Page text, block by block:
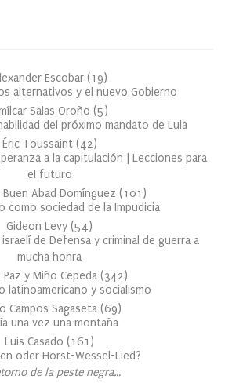
Escobar (19)
alternativos y el nuevo Gobierno
Salas Oroño (5)
del próximo mandato de Lula
Éric Toussaint (42)
a la capitulación | Lecciones para
el futuro
Abad Domínguez (101 )
como sociedad de la Impudicia
Gideon Levy (54)
de Defensa y criminal de guerra a
mucha honra
Paz y Miño Cepeda (342)
latinoamericano y socialismo
Campos Sagaseta (69)
una vez una montaña
Luis Casado (161 )
oder Horst-Wessel-Lied?
de la peste negra…